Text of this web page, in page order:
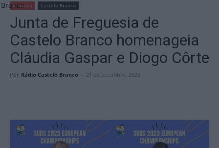
Branco
Notícias Castelo Branco
Junta de Freguesia de
Castelo Branco homenageia
Cláudia Gaspar e Diogo Côrte
Por Rádio Castelo Branco - 21 de Setembro, 2023